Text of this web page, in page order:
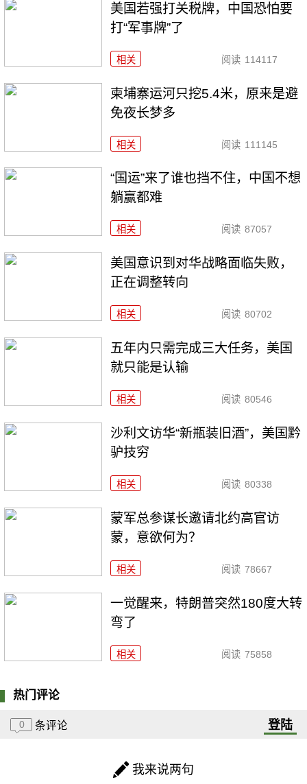
美国若强打关税牌，中国恐怕要
打“军事牌”了
相关 阅读 114117
柬埔寨运河只挖5.4米，原来是避
免夜长梦多
相关 阅读 111145
“国运”来了谁也挡不住，中国不想
躺赢都难
相关 阅读 87057
美国意识到对华战略面临失败，
正在调整转向
相关 阅读 80702
五年内只需完成三大任务，美国
就只能是认输
相关 阅读 80546
沙利文访华“新瓶装旧酒”，美国黔
驴技穷
相关 阅读 80338
​蒙军总参谋长邀请北约高官访
蒙，意欲何为？
相关 阅读 78667
一觉醒来，特朗普突然180度大转
弯了
相关 阅读 75858
热门评论
0 条评论 登陆
我来说两句